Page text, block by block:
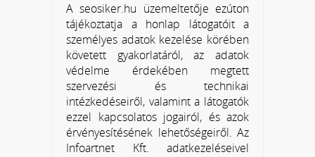
A seosiker.hu üzemeltetője ezúton
tájékoztatja a honlap látogatóit a
személyes adatok kezelése körében
követett gyakorlatáról, az adatok
védelme érdekében megtett
szervezési és technikai
intézkedéseiről, valamint a látogatók
ezzel kapcsolatos jogairól, és azok
érvényesítésének lehetőségeiről. Az
Infoartnet Kft. adatkezeléseivel